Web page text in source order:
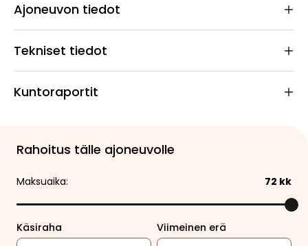
Ajoneuvon tiedot
Tekniset tiedot
Kuntoraportit
Rahoitus tälle ajoneuvolle
Maksuaika: 72 kk
Käsiraha
Viimeinen erä